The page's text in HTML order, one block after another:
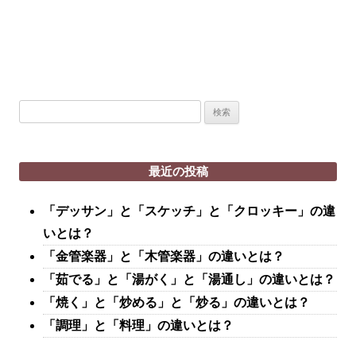
最近の投稿
「デッサン」と「スケッチ」と「クロッキー」の違
いとは？
「金管楽器」と「木管楽器」の違いとは？
「茹でる」と「湯がく」と「湯通し」の違いとは？
「焼く」と「炒める」と「炒る」の違いとは？
「調理」と「料理」の違いとは？